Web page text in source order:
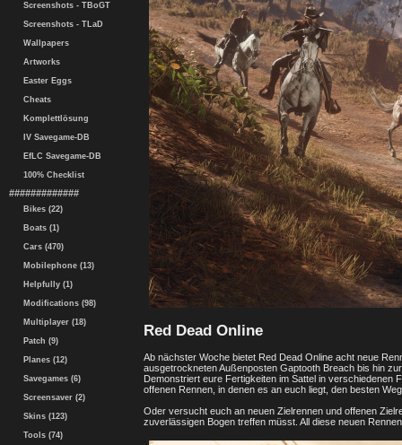
Screenshots - TBoGT
Screenshots - TLaD
Wallpapers
Artworks
Easter Eggs
Cheats
Komplettlösung
IV Savegame-DB
EfLC Savegame-DB
100% Checklist
#############
Bikes (22)
Boats (1)
Cars (470)
Mobilephone (13)
Helpfully (1)
Modifications (98)
Multiplayer (18)
Patch (9)
Planes (12)
Savegames (6)
Screensaver (2)
Skins (123)
Tools (74)
Red Dead Online
Ab nächster Woche bietet Red Dead Online acht neue
ausgetrockneten Außenposten Gaptooth Breach bis hin
Demonstriert eure Fertigkeiten im Sattel in verschiedenen
offenen Rennen, in denen es an euch liegt, den besten
Oder versucht euch an neuen Zielrennen und offenen
zuverlässigen Bogen treffen müsst. All diese neuen